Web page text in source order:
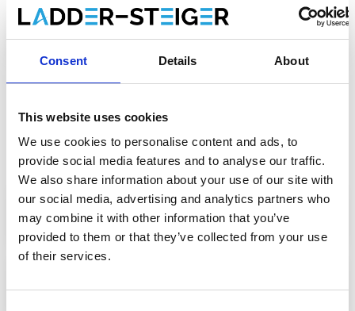
Consent Details About
This website uses cookies
We use cookies to personalise content and ads, to
provide social media features and to analyse our traffic.
We also share information about your use of our site with
our social media, advertising and analytics partners who
may combine it with other information that you’ve
provided to them or that they’ve collected from your use
of their services.
Vous avez encore une question sur
votre commande?
+32 (0) 496 532 330